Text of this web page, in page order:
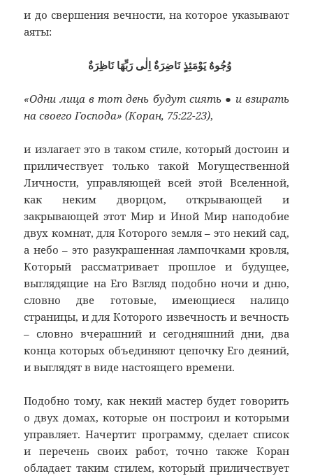
и до свершения вечности, на которое указывают
аяты:
وُجُوهٌ يَوْمَئِذٍ نَاضِرَةٌ اِلٰى رَبِّهَا نَاظِرَةٌ
«Одни лица в тот день будут сиять ● и взирать
на своего Господа» (Коран, 75:22-23),
и излагает это в таком стиле, который достоин и
приличествует только такой Могущественной
Личности, управляющей всей этой Вселенной,
как неким дворцом, открывающей и
закрывающей этот Мир и Иной Мир наподобие
двух комнат, для Которого земля – это некий сад,
а небо – это разукрашенная лампочками кровля,
Который рассматривает прошлое и будущее,
выглядящие на Его Взгляд подобно ночи и дню,
словно две готовые, имеющиеся налицо
страницы, и для Которого извечность и вечность
– словно вчерашний и сегодняшний дни, два
конца которых объединяют цепочку Его деяний,
и выглядят в виде настоящего времени.
Подобно тому, как некий мастер будет говорить
о двух домах, которые он построил и которыми
управляет. Начертит программу, сделает список
и перечень своих работ, точно также Коран
обладает таким стилем, который приличествует